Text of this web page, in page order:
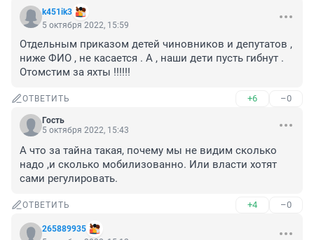
k451ik3
5 октября 2022, 15:59
Отдельным приказом детей чиновников и депутатов ,
ниже ФИО , не касается . А , наши дети пусть гибнут .
Отомстим за яхты !!!!!!
ОТВЕТИТЬ +6 –0
Гость
5 октября 2022, 15:43
А что за тайна такая, почему мы не видим сколько
надо ,и сколько мобилизованно. Или власти хотят
сами регулировать.
ОТВЕТИТЬ +4 –0
265889935